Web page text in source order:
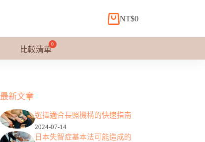
購
物
NT$0
比較清單
最新文章
選擇適合長照機構的快速指南
2024-07-14
日本失智症基本法可能造成的